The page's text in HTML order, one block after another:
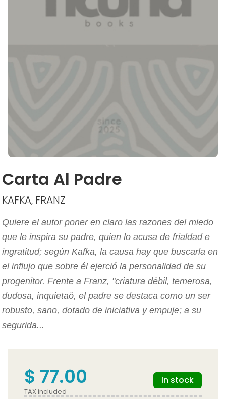
Carta Al Padre
KAFKA, FRANZ
Quiere el autor poner en claro las razones del miedo
que le inspira su padre, quien lo acusa de frialdad e
ingratitud; según Kafka, la causa hay que buscarla en
el influjo que sobre él ejerció la personalidad de su
progenitor. Frente a Franz, "criatura débil, temerosa,
dudosa, inquietaö, el padre se destaca como un ser
robusto, sano, dotado de iniciativa y empuje; a su
segurida...
$ 77.00
TAX included
In stock